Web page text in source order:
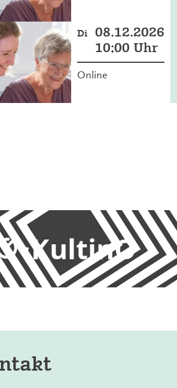
Di
08.12.2026
10:00 Uhr
Online
KultinO